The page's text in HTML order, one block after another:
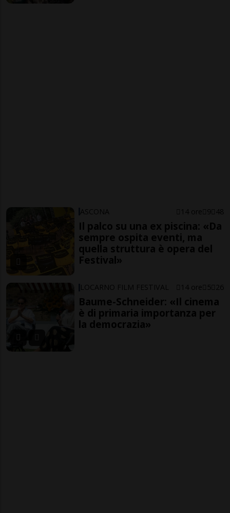
ASCONA 14 ore 9 48
Il palco su una ex piscina: «Da
sempre ospita eventi, ma
quella struttura è opera del
Festival»
LOCARNO FILM FESTIVAL 14 ore 5 26
Baume-Schneider: «Il cinema
è di primaria importanza per
la democrazia»